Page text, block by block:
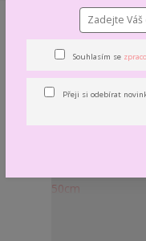
LÁTKY K
Nejnovější
Souhlasím se
Přeji si odebírat